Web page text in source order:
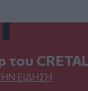
του
ΕΊΔΗΣΗ